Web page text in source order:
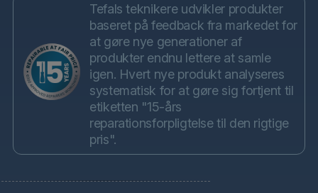
Tefals teknikere udvikler produkter
baseret på feedback fra markedet for
at gøre nye generationer af
produkter endnu lettere at samle
igen. Hvert nye produkt analyseres
systematisk for at gøre sig fortjent til
etiketten "15-års
reparationsforpligtelse til den rigtige
pris".